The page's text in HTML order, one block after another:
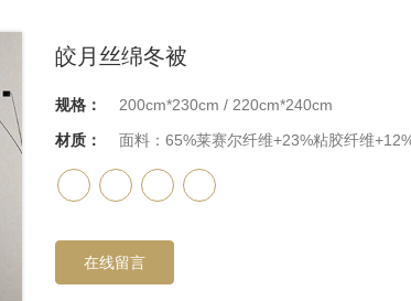
皎月丝绵冬被
规格：
200cm*230cm / 220cm*240cm
材质：
面料：65%莱赛尔纤维+23%粘胶纤维
在线留言